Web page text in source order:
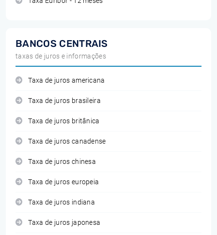
BANCOS CENTRAIS
taxas de juros e informações
Taxa de juros americana
Taxa de juros brasileira
Taxa de juros britânica
Taxa de juros canadense
Taxa de juros chinesa
Taxa de juros europeia
Taxa de juros indiana
Taxa de juros japonesa